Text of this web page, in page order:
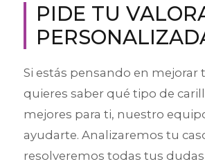
PIDE TU
Si estás pensando en mejorar
quieres saber qué tipo de
mejores para ti, nuestro
ayudarte. Analizaremos tu
resolveremos todas tus